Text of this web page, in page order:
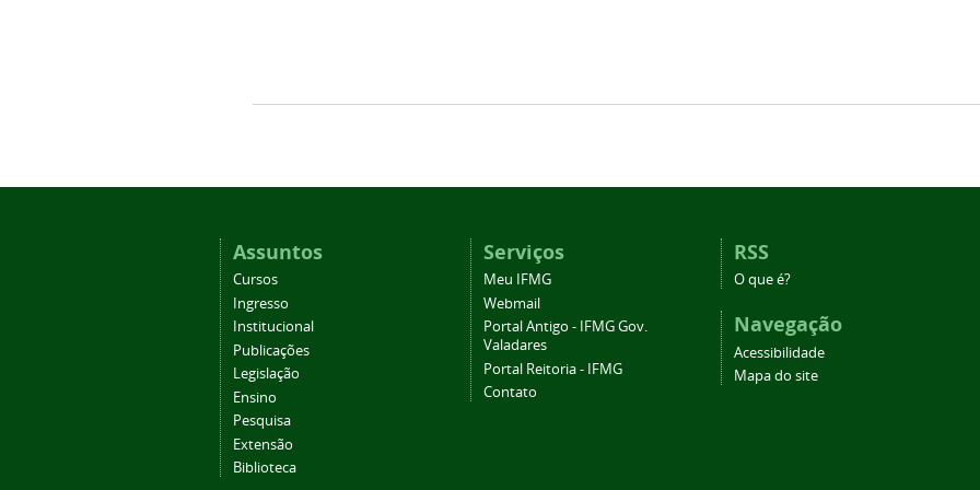
Assuntos
Cursos
Ingresso
Institucional
Publicações
Legislação
Ensino
Pesquisa
Extensão
Biblioteca
Serviços
Meu IFMG
Webmail
Portal Antigo - IFMG Gov.
Valadares
Portal Reitoria - IFMG
Contato
RSS
O que é?
Navegação
Acessibilidade
Mapa do site